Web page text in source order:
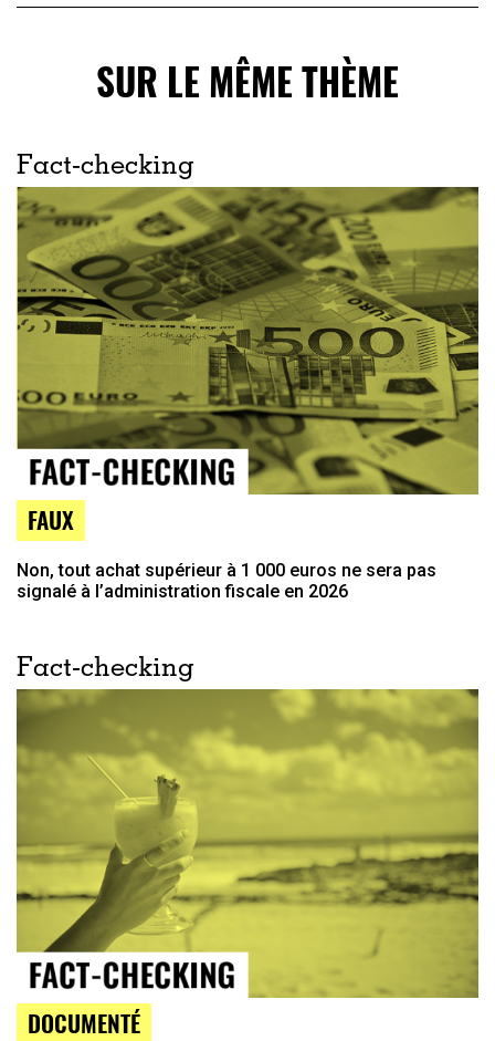
SUR LE MÊME THÈME
Fact-checking
FAUX
Non, tout achat supérieur à 1 000 euros ne sera pas
signalé à l’administration fiscale en 2026
Fact-checking
DOCUMENTÉ